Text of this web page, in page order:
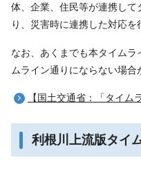
体、企業、住民等が連携して
り、災害時に連携した対応を
なお、あくまでも本タイム
ムライン通りにならない場合
【国土交通省：「タイム
利根川上流版タイ